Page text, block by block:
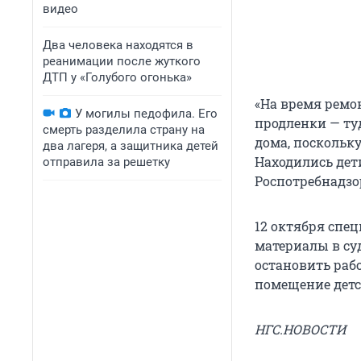
видео
Два человека находятся в
реанимации после жуткого
ДТП у «Голубого огонька»
У могилы педофила. Его
смерть разделила страну на
два лагеря, а защитника детей
отправила за решетку
«На время
продленки —
дома,
Находились
12 октября
материалы в
остановить
помещение
НГС.НОВОСТИ